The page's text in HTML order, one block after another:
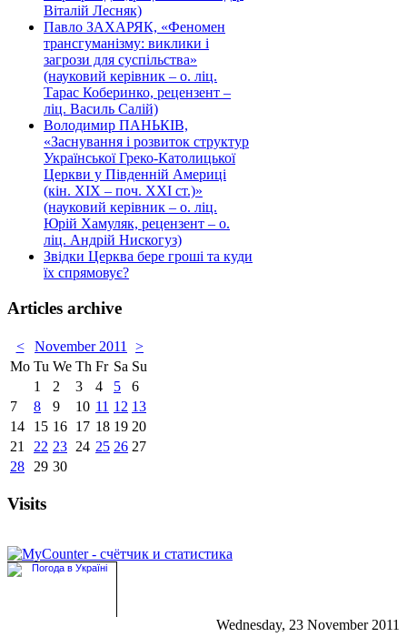
Віталій Лесняк)
Павло ЗАХАРЯК, «Феномен
трансгуманізму: виклики і
загрози для суспільства»
(науковий керівник – о. ліц.
Тарас Коберинко, рецензент –
ліц. Василь Салій)
Володимир ПАНЬКІВ,
«Заснування і розвиток структур
Української Греко-Католицької
Церкви у Південній Америці
(кін. ХІХ – поч. ХХІ ст.)»
(науковий керівник – о. ліц.
Юрій Хамуляк, рецензент – о.
ліц. Андрій Нискогуз)
Звідки Церква бере гроші та куди
їх спрямовує?
Articles archive
< November 2011
>
Mo Tu We Th Fr Sa Su
1
2 3 4 5
6
7
8 9 10 11 12 13
14
15 16 17 18 19 20
21
22 23 24 25 26 27
28
29 30
Visits
Wednesday, 23 November 2011